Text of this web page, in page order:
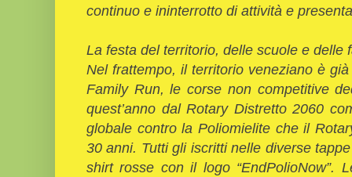
continuo e ininterrotto di attività e
La festa del territorio, delle scuole e delle
Nel frattempo, il territorio veneziano è
Family Run, le corse non competitive
quest’anno dal Rotary Distretto 2060
globale contro la Poliomielite che il
30 anni. Tutti gli iscritti nelle diverse
shirt rosse con il logo “EndPolioNow”.